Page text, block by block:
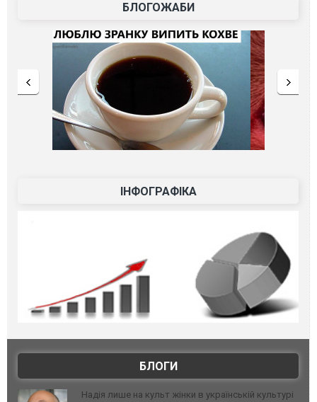
БЛОГОЖАБИ
ІНФОГРАФІКА
БЛОГИ
Надія лише на культ жінки в українській культурі